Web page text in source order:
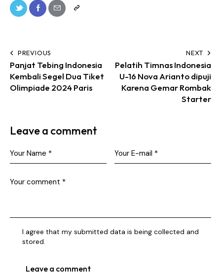
PREVIOUS
Panjat Tebing Indonesia
Kembali Segel Dua Tiket
Olimpiade 2024 Paris
NEXT
Pelatih Timnas Indonesia
U-16 Nova Arianto dipuji
Karena Gemar Rombak
Starter
Leave a comment
I agree that my submitted data is being collected and
stored.